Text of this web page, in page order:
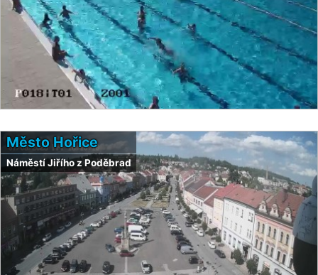
Město Hořice
Náměstí Jiřího z Poděbrad